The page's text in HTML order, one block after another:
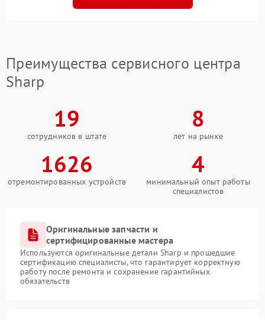
Преимущества сервисного центра
Sharp
19
сотрудников в штате
8
лет на рынке
1626
отремонтированных устройств
4
минимальный опыт работы
специалистов
Оригинальные запчасти и
сертифицированные мастера
Используются оригинальные детали Sharp и прошедшие
сертификацию специалисты, что гарантирует корректную
работу после ремонта и сохранение гарантийных
обязательств